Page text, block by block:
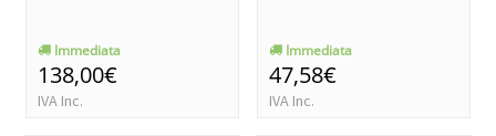
Immediata
138,00€
IVA Inc.
Immediata
47,58€
IVA Inc.